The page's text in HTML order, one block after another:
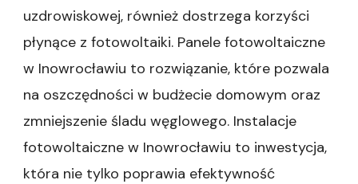
uzdrowiskowej, również dostrzega korzyści
płynące z fotowoltaiki. Panele fotowoltaiczne
w Inowrocławiu to rozwiązanie, które pozwala
na oszczędności w budżecie domowym oraz
zmniejszenie śladu węglowego. Instalacje
fotowoltaiczne w Inowrocławiu to inwestycja,
która nie tylko poprawia efektywność